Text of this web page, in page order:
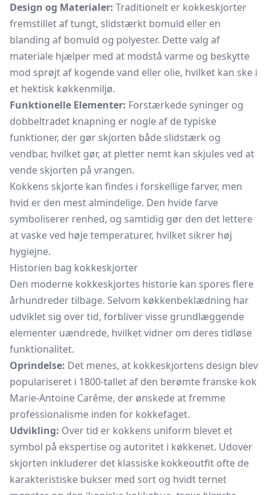
Design og Materialer: Traditionelt er kokkeskjorter
fremstillet af tungt, slidstærkt bomuld eller en
blanding af bomuld og polyester. Dette valg af
materiale hjælper med at modstå varme og beskytte
mod sprøjt af kogende vand eller olie, hvilket kan ske i
et hektisk køkkenmiljø.
Funktionelle Elementer: Forstærkede syninger og
dobbeltradet knapning er nogle af de typiske
funktioner, der gør skjorten både slidstærk og
vendbar, hvilket gør, at pletter nemt kan skjules ved at
vende skjorten på vrangen.
Kokkens skjorte kan findes i forskellige farver, men
hvid er den mest almindelige. Den hvide farve
symboliserer renhed, og samtidig gør den det lettere
at vaske ved høje temperaturer, hvilket sikrer høj
hygiejne.
Historien bag kokkeskjorter
Den moderne kokkeskjortes historie kan spores flere
århundreder tilbage. Selvom køkkenbeklædning har
udviklet sig over tid, forbliver visse grundlæggende
elementer uændrede, hvilket vidner om deres tidløse
funktionalitet.
Oprindelse: Det menes, at kokkeskjortens design blev
populariseret i 1800-tallet af den berømte franske kok
Marie-Antoine Carême, der ønskede at fremme
professionalisme inden for kokkefaget.
Udvikling: Over tid er kokkens uniform blevet et
symbol på ekspertise og autoritet i køkkenet. Udover
skjorten inkluderer det klassiske kokkeoutfit ofte de
karakteristiske bukser med sort og hvidt ternet